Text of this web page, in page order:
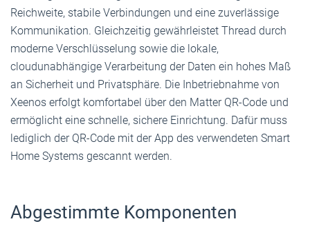
Reichweite, stabile Verbindungen und eine zuverlässige
Kommunikation. Gleichzeitig gewährleistet Thread durch
moderne Verschlüsselung sowie die lokale,
cloudunabhängige Verarbeitung der Daten ein hohes Maß
an Sicherheit und Privatsphäre. Die Inbetriebnahme von
Xeenos erfolgt komfortabel über den Matter QR-Code und
ermöglicht eine schnelle, sichere Einrichtung. Dafür muss
lediglich der QR-Code mit der App des verwendeten Smart
Home Systems gescannt werden.
Abgestimmte Komponenten